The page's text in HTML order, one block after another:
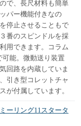
で、長尺材料も簡単
パー機能付きなの
停止させることもで
番のスピンドルを採
用できます。コラム
可能。微動送り装置
回路を内蔵していま
引き型コレットチャ
が付属しています。
ーリング11スタータ